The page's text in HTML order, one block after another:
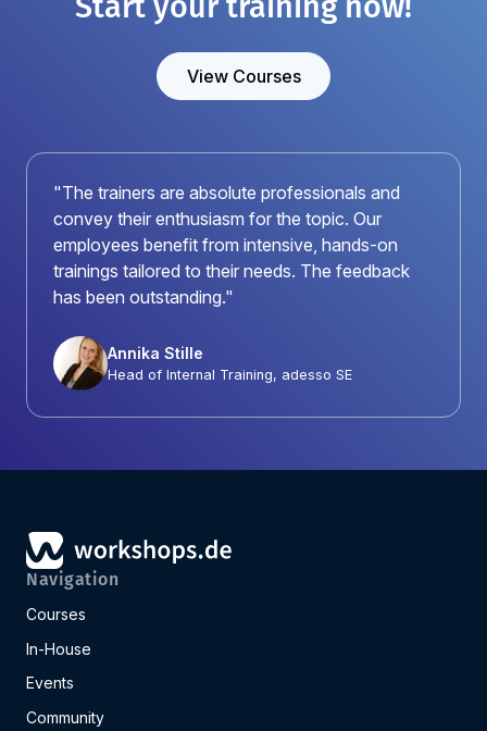
View Courses
"The trainers are absolute professionals and
convey their enthusiasm for the topic. Our
employees benefit from intensive, hands-on
trainings tailored to their needs. The feedback
has been outstanding."
Annika Stille
Head of Internal Training, adesso SE
Navigation
Courses
In-House
Events
Community